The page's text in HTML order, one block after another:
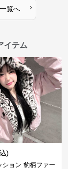
一覧へ ›
イテム
)
ション 豹柄ファー